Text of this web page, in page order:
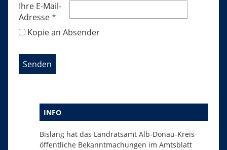
Ihre E-Mail-
Adresse*
Kopie an Absender
INFO
Bislang hat das Landratsamt Alb-Donau-Kreis
öffentliche Bekanntmachungen im Amtsblatt